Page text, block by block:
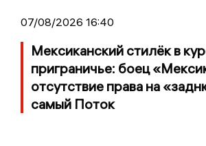
07/08/2026 16:40
Мексиканский стилёк в
приграничье: боец
отсутствие права на
самый Поток